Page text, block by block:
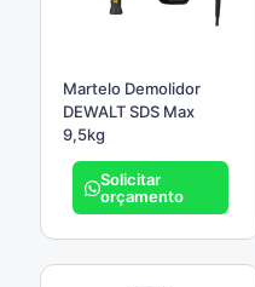
Martelo Demolidor
DEWALT SDS Max
9,5kg
Solicitar
orçamento